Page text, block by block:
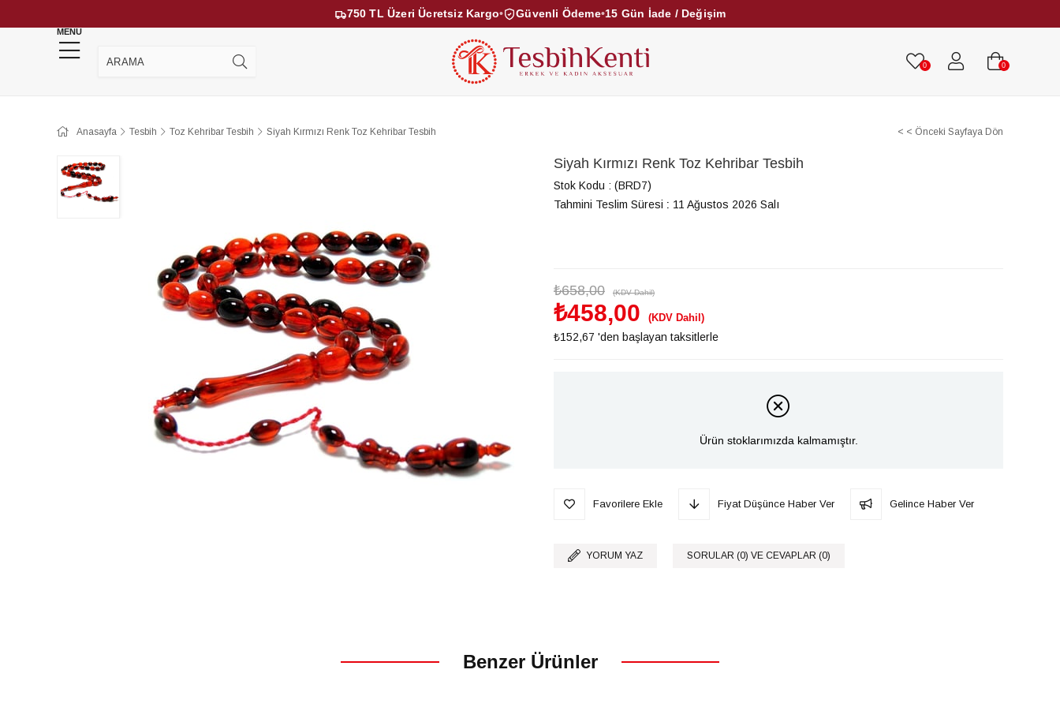
750 TL Üzeri Ücretsiz Kargo• Güvenli Ödeme•15 Gün İade / Değişim
MENU
0 0
KEHRİBAR TESBİHLER KUKA TESBİHLER
Anasayfa Tesbih Toz Kehribar Tesbih Siyah Kırmızı Renk Toz Kehribar Tesbih < < Önceki Sayfaya Dön
Siyah Kırmızı Renk Toz Kehribar Tesbih
Stok Kodu
(BRD7)
Tahmini Teslim Süresi : 11 Ağustos 2026 Salı
₺658,00 (KDV Dahil)
₺458,00 (KDV Dahil)
₺152,67 'den başlayan taksitlerle
Ürün stoklarımızda kalmamıştır.
Favorilere Ekle Fiyat Düşünce Haber Ver Gelince Haber Ver
YORUM YAZ SORULAR (0) VE CEVAPLAR (0)
Benzer Ürünler